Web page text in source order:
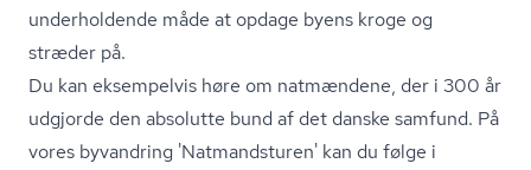
underholdende måde at opdage byens kroge og
stræder på.
Du kan eksempelvis høre om natmændene, der i 300 år
udgjorde den absolutte bund af det danske samfund. På
vores byvandring 'Nat­mands­tu­ren' kan du følge i